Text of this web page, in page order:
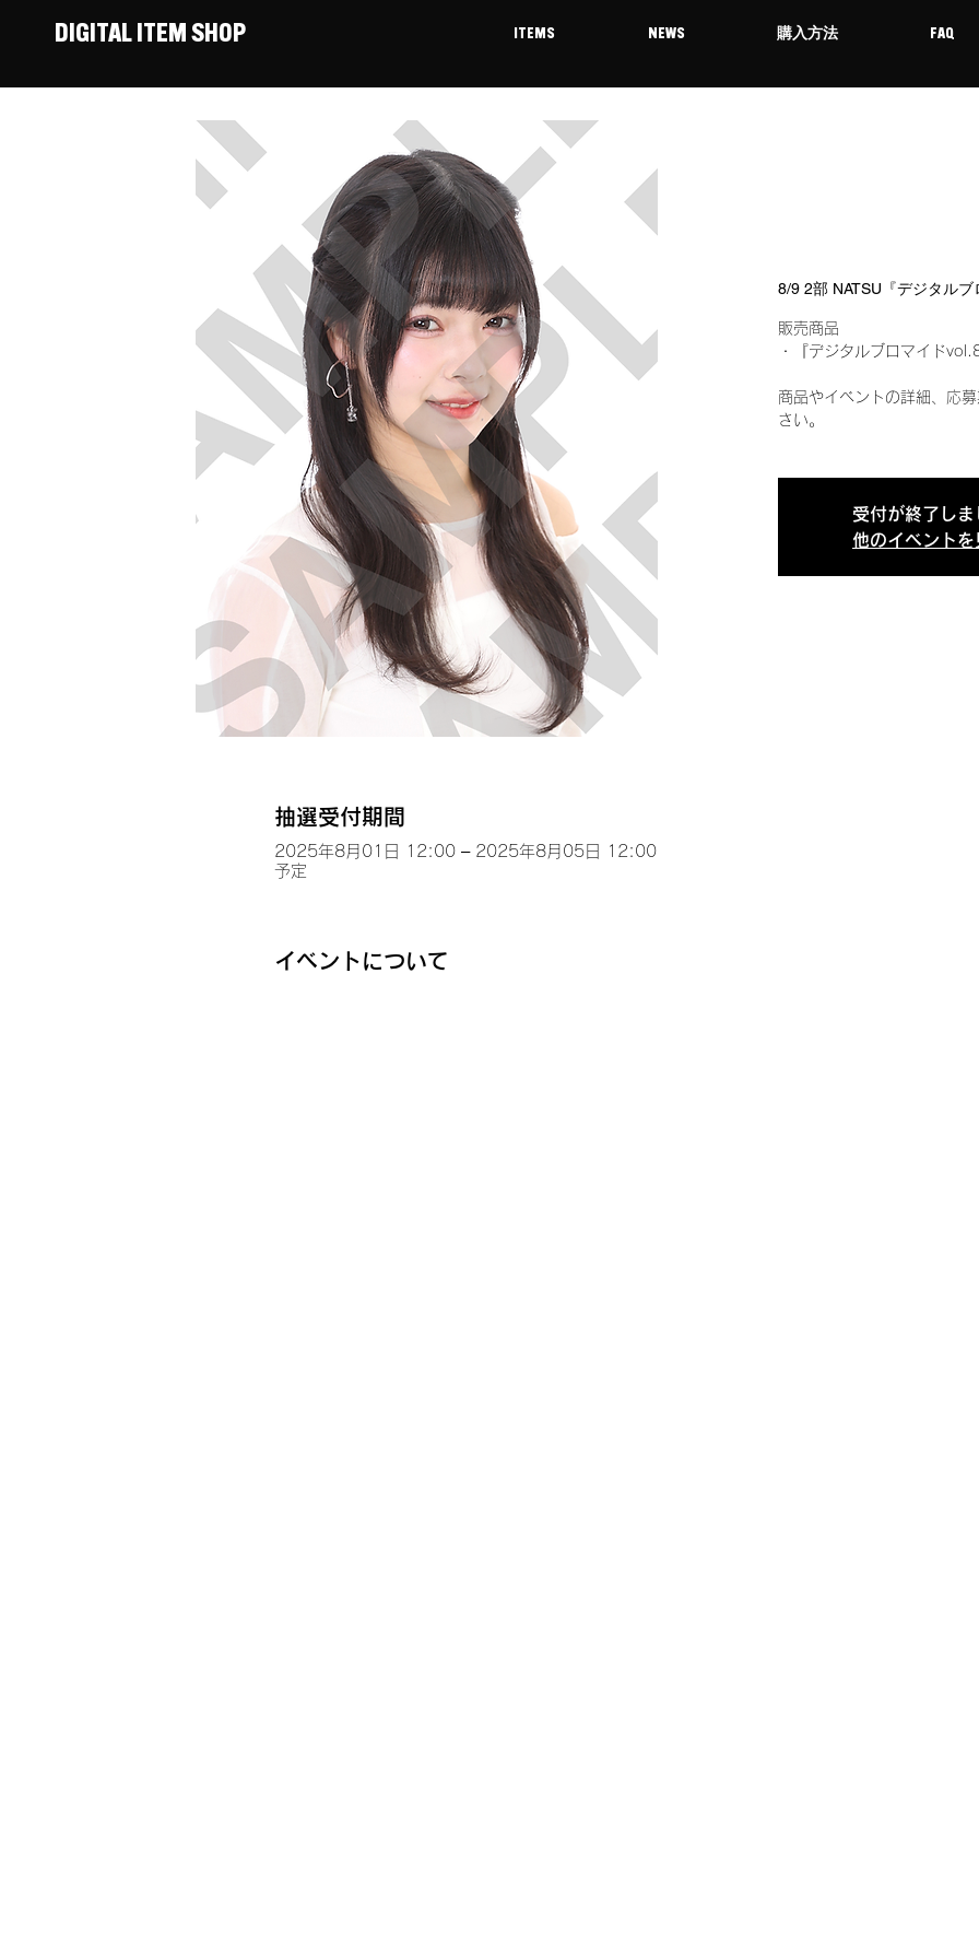
DIGITAL ITEM SHOP ITEMS NEWS 購入方法 FAQ
8/9 2部 NATSU『デジタル
販売商品
・『デジタルブロマイド
商品やイベントの詳細、応
さい。
受付が終了しま
他のイベントを
抽選受付期間
2025年8月01日 12:00 – 2025年8月05日 12:00
予定
イベントについて